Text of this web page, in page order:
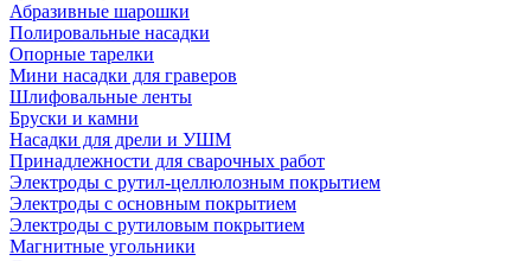
Абразивные шарошки
Полировальные насадки
Опорные тарелки
Мини насадки для граверов
Шлифовальные ленты
Бруски и камни
Насадки для дрели и УШМ
Принадлежности для сварочных работ
Электроды с рутил-целлюлозным покрытием
Электроды с основным покрытием
Электроды с рутиловым покрытием
Магнитные угольники